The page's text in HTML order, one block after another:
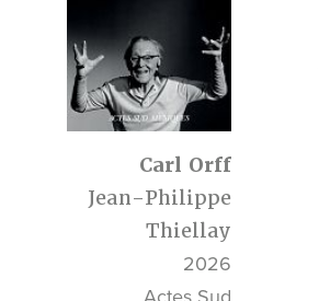
Carl Orff
Jean-Philippe
Thiellay
2026